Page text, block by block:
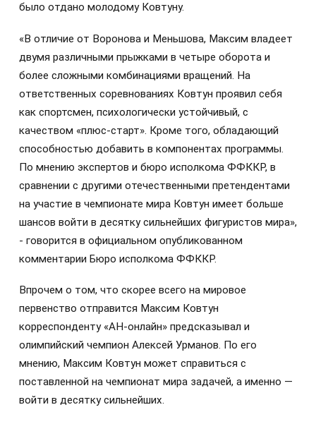
было отдано молодому Ковтуну.
«В отличие от Воронова и Меньшова, Максим владеет
двумя различными прыжками в четыре оборота и
более сложными комбинациями вращений. На
ответственных соревнованиях Ковтун проявил себя
как спортсмен, психологически устойчивый, с
качеством «плюс-старт». Кроме того, обладающий
способностью добавить в компонентах программы.
По мнению экспертов и бюро исполкома ФФККР, в
сравнении с другими отечественными претендентами
на участие в чемпионате мира Ковтун имеет больше
шансов войти в десятку сильнейших фигуристов мира»,
- говорится в официальном опубликованном
комментарии Бюро исполкома ФФККР.
Впрочем о том, что скорее всего на мировое
первенство отправится Максим Ковтун
корреспонденту «АН-онлайн» предсказывал и
олимпийский чемпион Алексей Урманов. По его
мнению, Максим Ковтун может справиться с
поставленной на чемпионат мира задачей, а именно —
войти в десятку сильнейших.